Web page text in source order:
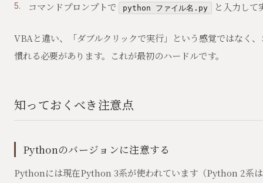
コマンドプロンプトで
python ファイル名.py と入力して
VBAと違い、「ダブルクリックで実行」という感覚ではなく
慣れる必要があります。これが最初のハードルです。
知っておくべき注意点
Pythonのバージョンに注意する
Pythonには現在Python 3系が使われています（Python 2系